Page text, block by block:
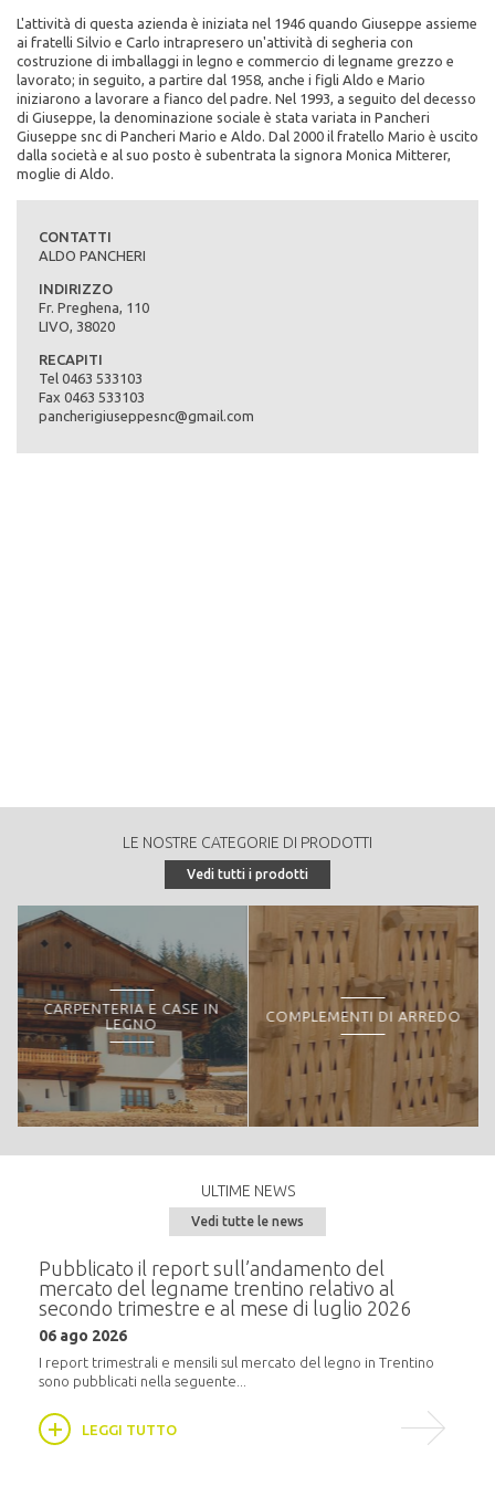
L'attività di questa azienda è iniziata nel 1946 quando Giuseppe assieme
ai fratelli Silvio e Carlo intrapresero un'attività di segheria con
costruzione di imballaggi in legno e commercio di legname grezzo e
lavorato; in seguito, a partire dal 1958, anche i figli Aldo e Mario
iniziarono a lavorare a fianco del padre. Nel 1993, a seguito del decesso
di Giuseppe, la denominazione sociale è stata variata in Pancheri
Giuseppe snc di Pancheri Mario e Aldo. Dal 2000 il fratello Mario è uscito
dalla società e al suo posto è subentrata la signora Monica Mitterer,
moglie di Aldo.
CONTATTI
ALDO PANCHERI
INDIRIZZO
Fr. Preghena, 110
LIVO, 38020
RECAPITI
Tel 0463 533103
Fax 0463 533103
pancherigiuseppesnc@gmail.com
Casse per frutta - Imballaggi industriali e ortofrutticoli
Confezionamento in legno grezzo vergine e graffe
LE NOSTRE CATEGORIE DI PRODOTTI
Vedi tutti i prodotti
CARPENTERIA E CASE IN
LEGNO
COMPLEMENTI DI ARREDO
ULTIME NEWS
Vedi tutte le news
Pubblicato il report sull’andamento del
mercato del legname trentino relativo al
secondo trimestre e al mese di luglio 2026
06 ago 2026
I report trimestrali e mensili sul mercato del legno in Trentino
sono pubblicati nella seguente...
LEGGI TUTTO